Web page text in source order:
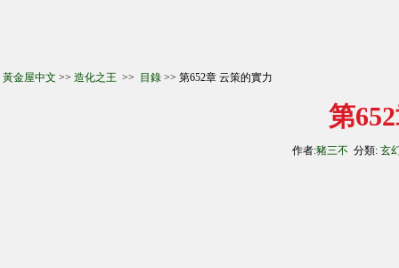
黃金屋中文 >> 造化之王 >> 目錄 >> 第652章 云策的實力
第
作者:豬三不 分類: 玄